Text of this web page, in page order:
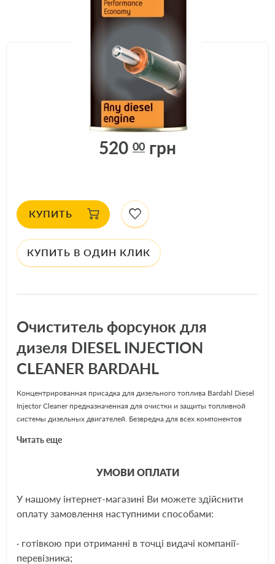
В НАЛИЧИИ
ДОСТУПНО: 114шт.
АРТИКУЛ: 77922
520 00 грн
КУПИТЬ
КУПИТЬ В ОДИН КЛИК
Очиститель форсунок для
дизеля DIESEL INJECTION
CLEANER BARDAHL
Концентрированная присадка для дизельного топлива Bardahl Diesel
Injector Cleaner предназначенная для очистки и защиты топливной
системы дизельных двигателей. Безвредна для всех компонентов
топлива. Первые 10 км нужно проехать в режиме высоких оборотов
двигателя. Флакон рассчитан на обработку 20 л. топлива. Данной
Преимущества
ЕЩЁ
Читать еще
УМОВИ ОПЛАТИ
У нашому інтернет-магазині Ви можете здійснити
оплату замовлення наступними способами:
· готівкою при отриманні в точці видачі компанії-
перевізника;